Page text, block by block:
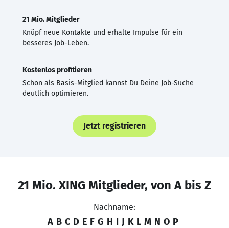
21 Mio. Mitglieder
Knüpf neue Kontakte und erhalte Impulse für ein
besseres Job-Leben.
Kostenlos profitieren
Schon als Basis-Mitglied kannst Du Deine Job-Suche
deutlich optimieren.
Jetzt registrieren
21 Mio. XING Mitglieder, von A bis Z
Nachname:
A B C D E F G H I J K L M N O P